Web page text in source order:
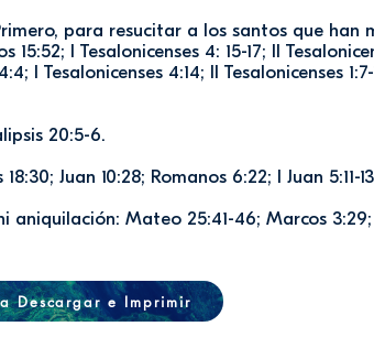
para resucitar a los santos que han
I Tesalonicenses 4: 15-17; II
Tesalonicenses 4:14; II Tesalonicenses 1:7-
20:5-6.
Juan 10:28; Romanos 6:22; I Juan 5:11-
Mateo 25:41-46; Marcos 3:29;
Descargar e Imprimir